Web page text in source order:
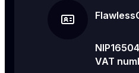
VAT